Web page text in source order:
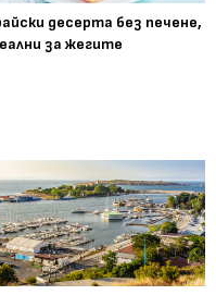
десерта без печене,
за жегите